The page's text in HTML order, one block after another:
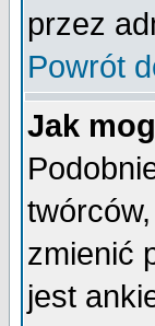
przez
Powrót
Jak
zmienić
jest